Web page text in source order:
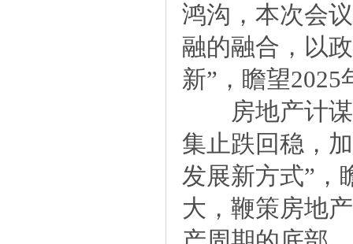
鸿沟，本次会
融的融合，以
新”，瞻望
房地产计谋
集止跌回稳，
发展新方式”，
大，鞭策房地